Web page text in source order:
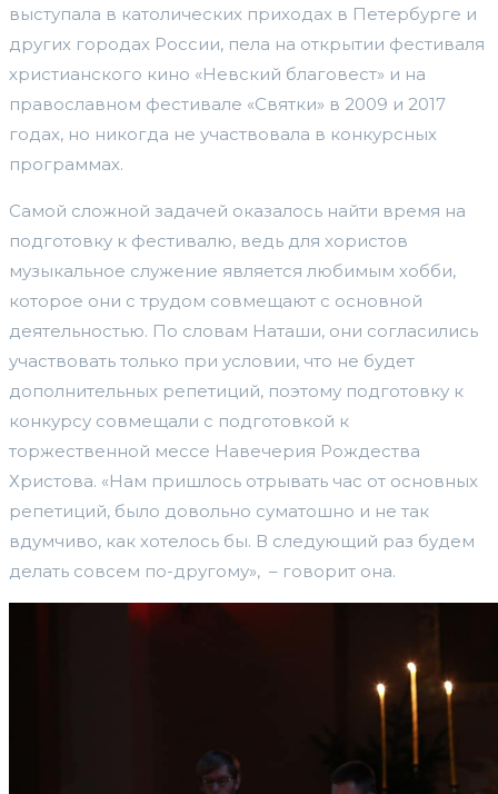
выступала в католических приходах в Петербурге и
других городах России, пела на открытии фестиваля
христианского кино «Невский благовест» и на
православном фестивале «Святки» в 2009 и 2017
годах, но никогда не участвовала в конкурсных
программах.
Самой сложной задачей оказалось найти время на
подготовку к фестивалю, ведь для хористов
музыкальное служение является любимым хобби,
которое они с трудом совмещают с основной
деятельностью. По словам Наташи, они согласились
участвовать только при условии, что не будет
дополнительных репетиций, поэтому подготовку к
конкурсу совмещали с подготовкой к
торжественной мессе Навечерия Рождества
Христова. «Нам пришлось отрывать час от основных
репетиций, было довольно суматошно и не так
вдумчиво, как хотелось бы. В следующий раз будем
делать совсем по-другому», – говорит она.